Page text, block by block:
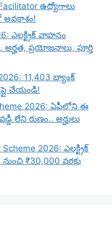
ఉద్యోగాలు
అవకాశం!
ఎలక్ట్రిక్ వాహనం
ప్రయోజనాలు, పూర్తి
11,403 బ్యాంక్
చేయండి!
2026: ఏపీలోని ఈ
లేని రుణం.. అర్హులు
2026: ఎలక్ట్రిక్
₹30,000 వరకు